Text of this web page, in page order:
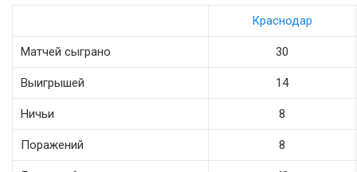
Краснодар
Матчей сыграно 30
Выигрышей 14
Ничьи 8
Поражений 8